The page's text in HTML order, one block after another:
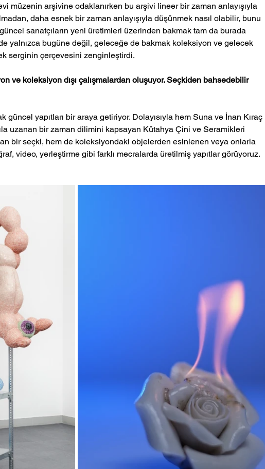
müzenin arşivine odaklanırken bu arşivi lineer bir zaman anlayışıyla
daha esnek bir zaman anlayışıyla düşünmek nasıl olabilir, bunu
sanatçıların yeni üretimleri üzerinden bakmak tam da burada
yalnızca bugüne değil, geleceğe de bakmak koleksiyon ve gelecek
serginin çerçevesini zenginleştirdi.
ve koleksiyon dışı çalışmalardan oluşuyor. Seçkiden bahsedebilir
güncel yapıtları bir araya getiriyor. Dolayısıyla hem Suna ve İnan Kıraç
uzanan bir zaman dilimini kapsayan Kütahya Çini ve Seramikleri
bir seçki, hem de koleksiyondaki objelerden esinlenen veya onlarla
video, yerleştirme gibi farklı mecralarda üretilmiş yapıtlar görüyoruz.